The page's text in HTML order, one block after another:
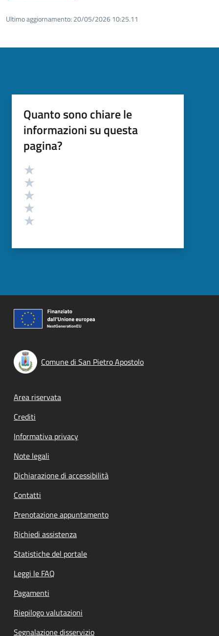
Ultimo aggiornamento: 20/05/2026 10:25.11
Quanto sono chiare le
informazioni su questa
pagina?
Valutazione
Comune di San Pietro Apostolo
Footer menu
Area riservata
Crediti
Informativa privacy
Note legali
Dichiarazione di accessibilità
Contatti
Prenotazione appuntamento
Richiedi assistenza
Statistiche del portale
Leggi le FAQ
Pagamenti
Riepilogo valutazioni
Segnalazione disservizio